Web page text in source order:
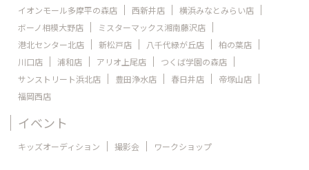
イオンモール多摩平の森店
西新井店
横浜みなとみらい店
ボーノ相模大野店
ミスターマックス湘南藤沢店
港北センター北店
新松戸店 八千代緑が丘店
柏の葉店
川口店
浦和店 アリオ上尾店
つくば学園の森店
サンストリート浜北店
豊田浄水店 春日井店
帝塚山店
福岡西店
イベント
キッズオーディション 撮影会 ワークショップ